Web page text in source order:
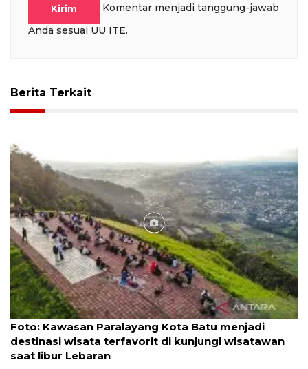
Kirim
Komentar menjadi tanggung-jawab
Anda sesuai UU ITE.
Berita Terkait
Foto
Foto: Kawasan Paralayang Kota Batu menjadi
destinasi wisata terfavorit di kunjungi wisatawan
saat libur Lebaran